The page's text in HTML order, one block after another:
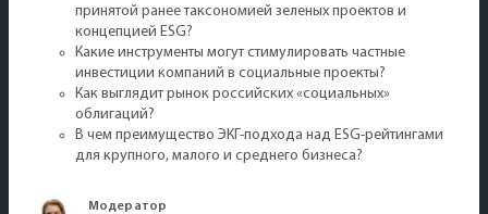
принятой ранее таксономией зеленых проектов и
концепцией ESG?
Какие инструменты могут стимулировать частные
инвестиции компаний в социальные проекты?
Как выглядит рынок российских «социальных»
облигаций?
В чем преимущество ЭКГ-подхода над ESG-рейтингами
для крупного, малого и среднего бизнеса?
Модератор